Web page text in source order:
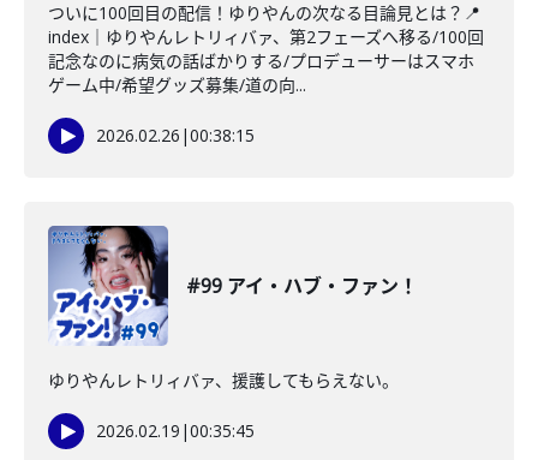
ついに100回目の配信！ゆりやんの次なる目論見とは？📍
index｜ゆりやんレトリィバァ、第2フェーズへ移る/100回
記念なのに病気の話ばかりする/プロデューサーはスマホ
ゲーム中/希望グッズ募集/道の向...
2026.02.26 |00:38:15
#99 アイ・ハブ・ファン！
ゆりやんレトリィバァ、援護してもらえない。
2026.02.19 |00:35:45